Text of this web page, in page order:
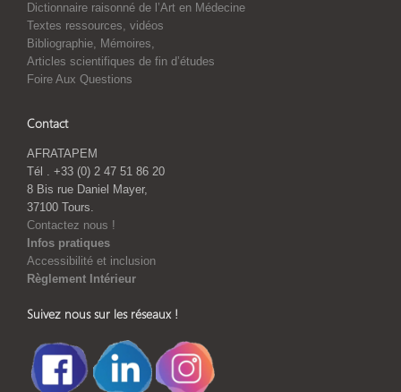
Dictionnaire raisonné de l’Art en Médecine
Textes ressources, vidéos
Bibliographie, Mémoires,
Articles scientifiques de fin d’études
Foire Aux Questions
Contact
AFRATAPEM
Tél . +33 (0) 2 47 51 86 20
8 Bis rue Daniel Mayer,
37100 Tours.
Contactez nous !
Infos pratiques
Accessibilité et inclusion
Règlement Intérieur
Suivez nous sur les réseaux !